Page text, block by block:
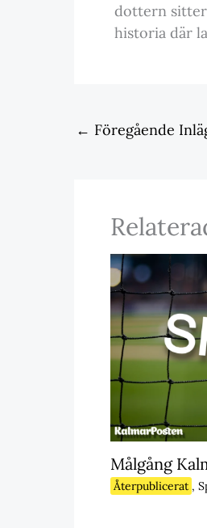
dottern sitter
historia där
← Föregående
Målgång
Återpublicerat ,